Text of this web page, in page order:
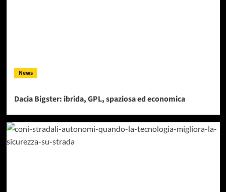
News
Dacia Bigster: ibrida, GPL, spaziosa ed economica